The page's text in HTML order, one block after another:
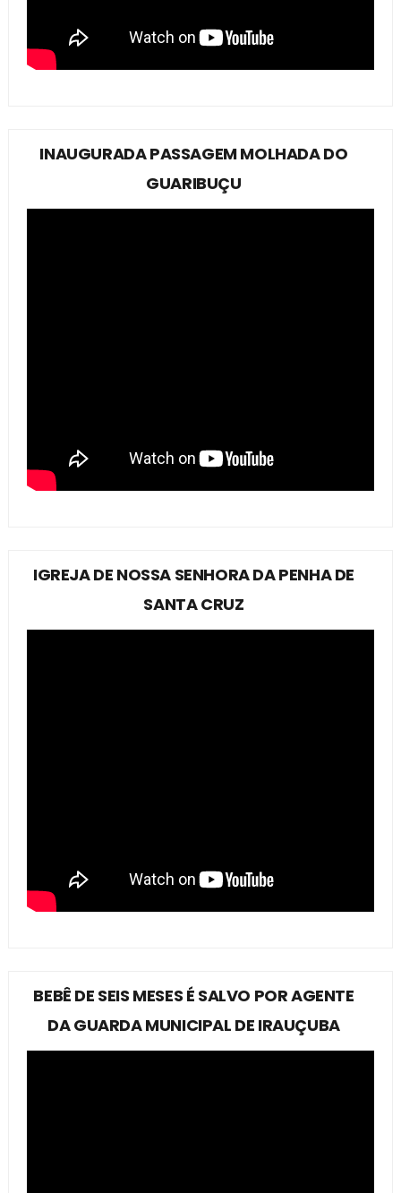
INAUGURADA PASSAGEM MOLHADA DO
GUARIBUÇU
IGREJA DE NOSSA SENHORA DA PENHA DE
SANTA CRUZ
BEBÊ DE SEIS MESES É SALVO POR AGENTE
DA GUARDA MUNICIPAL DE IRAUÇUBA